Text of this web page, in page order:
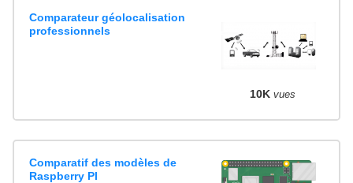
Comparateur géolocalisation
professionnels
10K vues
Comparatif des modèles de
Raspberry PI